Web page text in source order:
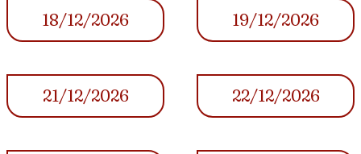
18/12/2026 19/12/2026
21/12/2026 22/12/2026